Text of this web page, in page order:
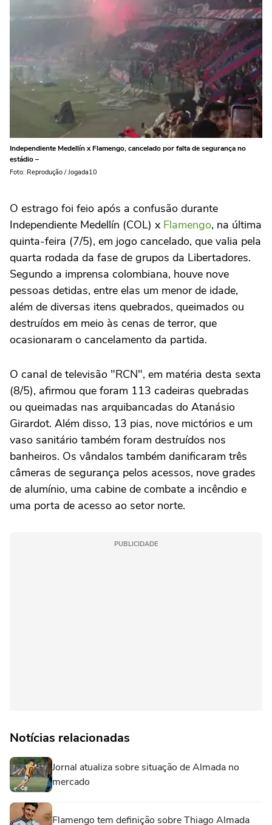
Independiente Medellín x Flamengo, cancelado por falta de segurança no
estádio –
Foto: Reprodução / Jogada10
O estrago foi feio após a confusão durante
Independiente Medellín (COL) x Flamengo, na última
quinta-feira (7/5), em jogo cancelado, que valia pela
quarta rodada da fase de grupos da Libertadores.
Segundo a imprensa colombiana, houve nove
pessoas detidas, entre elas um menor de idade,
além de diversas itens quebrados, queimados ou
destruídos em meio às cenas de terror, que
ocasionaram o cancelamento da partida.
O canal de televisão "RCN", em matéria desta sexta
(8/5), afirmou que foram 113 cadeiras quebradas
ou queimadas nas arquibancadas do Atanásio
Girardot. Além disso, 13 pias, nove mictórios e um
vaso sanitário também foram destruídos nos
banheiros. Os vândalos também danificaram três
câmeras de segurança pelos acessos, nove grades
de alumínio, uma cabine de combate a incêndio e
uma porta de acesso ao setor norte.
PUBLICIDADE
Notícias relacionadas
Jornal atualiza sobre situação de Almada no
mercado
Flamengo tem definição sobre Thiago Almada